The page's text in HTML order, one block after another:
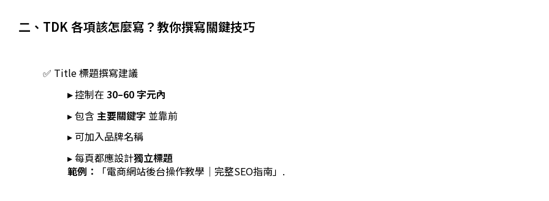
二、TDK 各項該怎麼寫？教你撰寫關鍵技巧
✅ Title 標題撰寫建議
▸控制在 30–60 字元內
▸ 包含 主要關鍵字 並靠前
▸ 可加入品牌名稱
▸ 每頁都應設計獨立標題
範例：
「電商網站後台操作教學｜完整SEO指南」.